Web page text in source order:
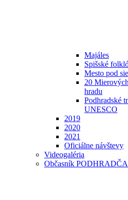
Majáles
Spišské
Mesto pod
20
hradu
Podhradské
UNESCO
2019
2020
2021
Oficiálne návštevy
Videogaléria
Občasník